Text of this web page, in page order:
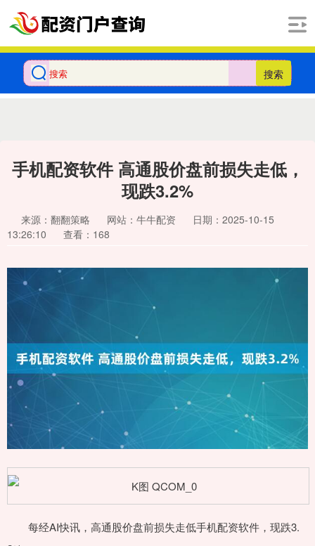
搜索
手机配资软件 高通股价盘前损失走低，
现跌3.2%
来源：翻翻策略 网站：牛牛配资
日期：2025-10-15
13:26:10
查看：168
每经AI快讯，高通股价盘前损失走低手机配资软件，现跌3.